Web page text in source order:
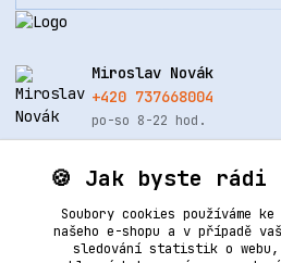
Miroslav Novák
+420 737668004
po-so 8-22 hod.
info@renovacekuze.cz
🍪 Jak byste rádi
Soubory cookies používáme
našeho e-shopu a v případě
sledování statistik o